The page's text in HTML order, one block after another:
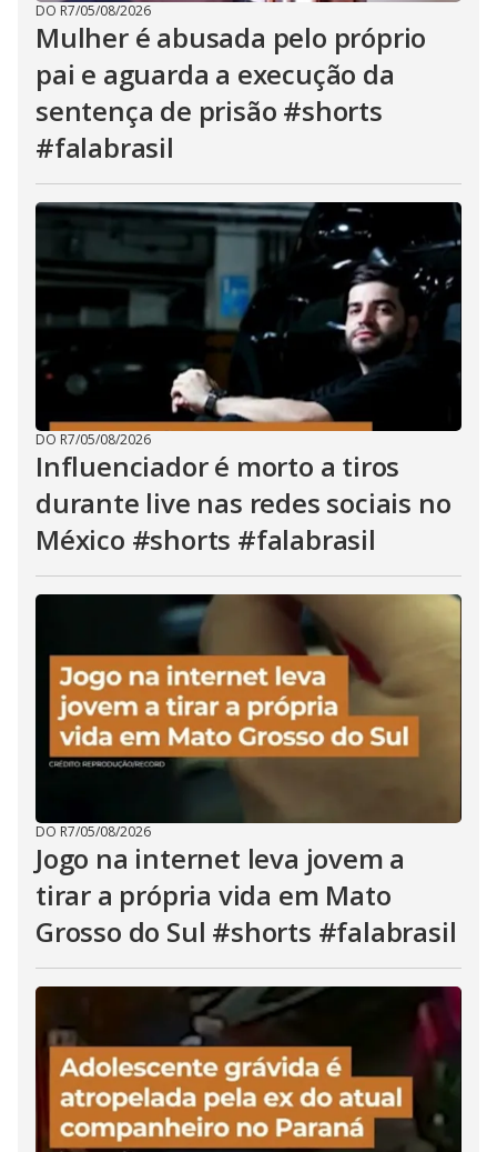
DO R7/05/08/2026
Mulher é abusada pelo próprio
pai e aguarda a execução da
sentença de prisão #shorts
#falabrasil
DO R7/05/08/2026
Influenciador é morto a tiros
durante live nas redes sociais no
México #shorts #falabrasil
DO R7/05/08/2026
Jogo na internet leva jovem a
tirar a própria vida em Mato
Grosso do Sul #shorts #falabrasil